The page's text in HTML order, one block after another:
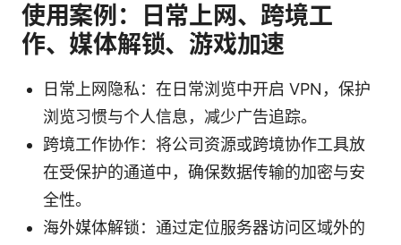
使用案例：日常上网、跨境工
作、媒体解锁、游戏加速
日常上网隐私：在日常浏览中开启 VPN，保护
浏览习惯与个人信息，减少广告追踪。
跨境工作协作：将公司资源或跨境协作工具放
在受保护的通道中，确保数据传输的加密与安
全性。
海外媒体解锁：通过定位服务器访问区域外的